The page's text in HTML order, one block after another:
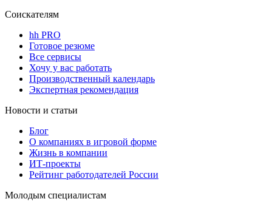
Соискателям
hh PRO
Готовое резюме
Все сервисы
Хочу у вас работать
Производственный календарь
Экспертная рекомендация
Новости и статьи
Блог
О компаниях в игровой форме
Жизнь в компании
ИТ-проекты
Рейтинг работодателей России
Молодым специалистам